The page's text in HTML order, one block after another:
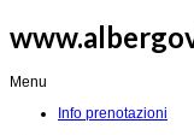
Menu
Info prenotazioni